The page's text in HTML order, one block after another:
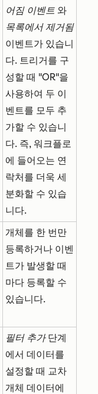
어짐 이벤트 와
목록에서 제거됨
이벤트가 있습니
다. 트리거를 구
성할 때 "OR"을
사용하여 두 이
벤트를 모두 추
가할 수 있습니
다. 즉, 워크플로
에 들어오는 연
락처를 더욱 세
분화할 수 있습
니다.
개체를 한 번만
등록하거나 이벤
트가 발생할 때
마다 등록할 수
있습니다.
필터 추가단계
에서 데이터를
설정할 때 교차
개체 데이터에